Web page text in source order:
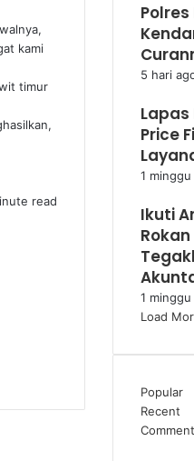
kami
timur
read
5 hari
Lapas
Price
1 minggu
Ikuti
1 minggu
Load
Popular
Recent